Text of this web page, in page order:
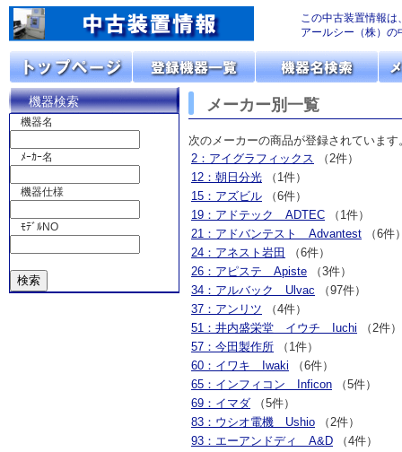
この中古装置情報は
アールシー（株）
機器検索
機器名
ﾒｰｶｰ名
機器仕様
ﾓﾃﾞﾙNO
メーカー別一覧
次のメーカーの商品が登録されていま
2：アイグラフィックス （2件）
12：朝日分光 （1件）
15：アズビル （6件）
19：アドテック ADTEC （1件）
21：アドバンテスト Advantest （6件
24：アネスト岩田
（6件）
26：アピステ Apiste （3件）
34：アルバック Ulvac （97件）
37：アンリツ （4件）
51：井内盛栄堂 イウチ Iuchi （2件）
57：今田製作所 （1件）
60：イワキ Iwaki （6件）
65：インフィコン Inficon （5件）
69：イマダ （5件）
83：ウシオ電機 Ushio （2件）
93：エーアンドディ A&D （4件）